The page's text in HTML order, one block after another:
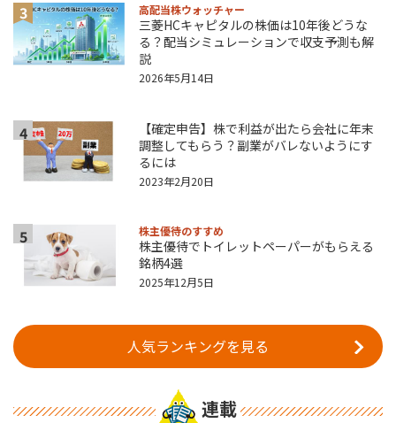
3 高配当株ウォッチャー
三菱HCキャピタルの株価は10年後どうな
る？配当シミュレーションで収支予測も解
説
2026年5月14日
4
【確定申告】株で利益が出たら会社に年末
調整してもらう？副業がバレないようにす
るには
2023年2月20日
5 株主優待のすすめ
株主優待でトイレットペーパーがもらえる
銘柄4選
2025年12月5日
人気ランキングを見る
連載